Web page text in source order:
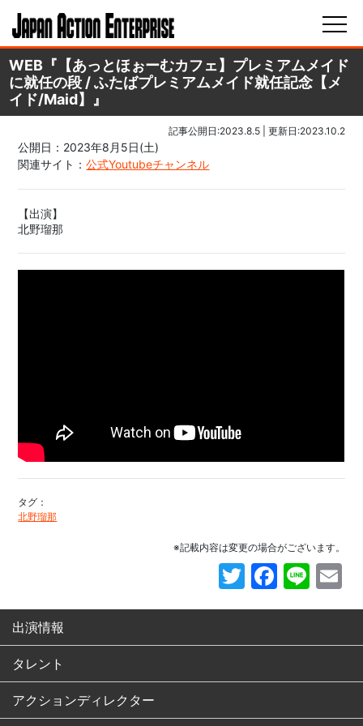
WEB『【あっとほぉーむカフェ】プレミアムメイド
に就任の段 / ふたばプレミアムメイド就任記念【メ
イド/Maid】』
記事公開日:2023.8.5| 更新日:2023.10.2
公開日：2023年8月5日(土)
関連サイト：公式Youtubeチャンネル
【出演】
北野瑠那
タグ：
北野瑠那
※記載内容は変更の場合がございます。
Twitter
Line
出演情報
タレント
アクションディレクター